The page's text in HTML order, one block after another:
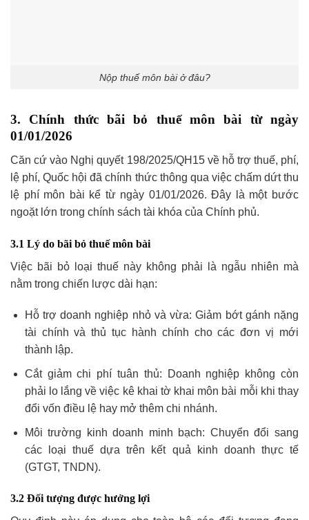
Nộp thuế môn bài ở đâu?
3. Chính thức bãi bỏ thuế môn bài từ ngày
01/01/2026
Căn cứ vào Nghị quyết 198/2025/QH15 về hỗ trợ thuế, phí,
lệ phí, Quốc hội đã chính thức thông qua việc chấm dứt thu
lệ phí môn bài kể từ ngày 01/01/2026. Đây là một bước
ngoặt lớn trong chính sách tài khóa của Chính phủ.
3.1 Lý do bãi bỏ thuế môn bài
Việc bãi bỏ loại thuế này không phải là ngẫu nhiên mà
nằm trong chiến lược dài hạn:
Hỗ trợ doanh nghiệp nhỏ và vừa: Giảm bớt gánh nặng
tài chính và thủ tục hành chính cho các đơn vị mới
thành lập.
Cắt giảm chi phí tuân thủ: Doanh nghiệp không còn
phải lo lắng về việc kê khai tờ khai môn bài mỗi khi thay
đổi vốn điều lệ hay mở thêm chi nhánh.
Môi trường kinh doanh minh bạch: Chuyển đổi sang
các loại thuế dựa trên kết quả kinh doanh thực tế
(GTGT, TNDN).
3.2 Đối tượng được hưởng lợi